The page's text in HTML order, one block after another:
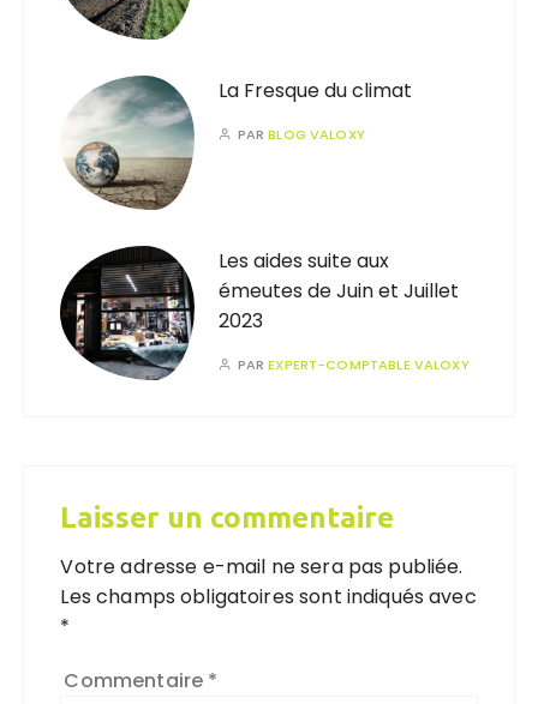
La Fresque du climat
PARBLOG VALOXY
Les aides suite aux
émeutes de Juin et Juillet
2023
PAREXPERT-COMPTABLE VALOXY
Laisser un commentaire
Votre adresse e-mail ne sera pas publiée.
Les champs obligatoires sont indiqués avec
*
Commentaire *